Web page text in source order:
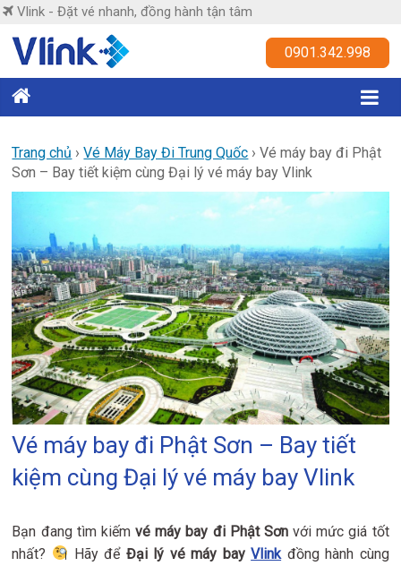
Skip
content
Vlink - Đặt vé nhanh, đồng hành tận tâm
Vlink
nhanh,
đồng
hành
0901.342.998
Trang chủ ›Vé Máy Bay Đi Trung Quốc ›Vé máy bay đi Phật
Sơn – Bay tiết kiệm cùng Đại lý vé máy bay Vlink
Vé máy bay đi Phật Sơn – Bay tiết
kiệm cùng Đại lý vé máy bay Vlink
Bạn đang tìm kiếmvé máy bay đi Phật Sơnvới mức giá tốt
nhất?
Hãy để Đại lý vé máy bayVlinkđồng hành cùng